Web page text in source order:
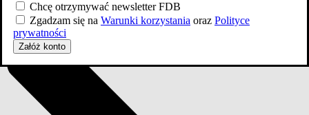
Chcę otrzymywać newsletter FDB
Zgadzam się na Warunki korzystania oraz Polityce
prywatności
Załóż konto